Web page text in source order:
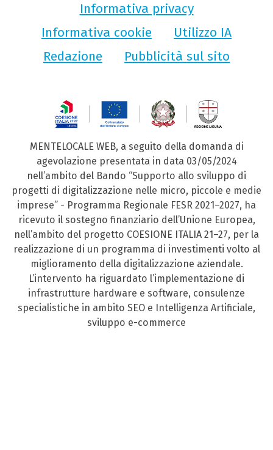
Informativa privacy
Informativa cookie
Utilizzo IA
Redazione
Pubblicità sul sito
MENTELOCALE WEB, a seguito della domanda di
agevolazione presentata in data 03/05/2024
nell’ambito del Bando “Supporto allo sviluppo di
progetti di digitalizzazione nelle micro, piccole e medie
imprese” - Programma Regionale FESR 2021–2027, ha
ricevuto il sostegno finanziario dell’Unione Europea,
nell’ambito del progetto COESIONE ITALIA 21–27, per la
realizzazione di un programma di investimenti volto al
miglioramento della digitalizzazione aziendale.
L’intervento ha riguardato l’implementazione di
infrastrutture hardware e software, consulenze
specialistiche in ambito SEO e Intelligenza Artificiale,
sviluppo e-commerce